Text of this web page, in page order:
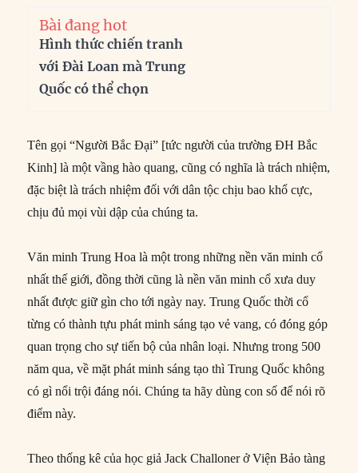
Bài đang hot
Hình thức chiến tranh
với Đài Loan mà Trung
Quốc có thể chọn
Tên gọi “Người Bắc Đại” [tức người của trường ĐH Bắc
Kinh] là một vầng hào quang, cũng có nghĩa là trách nhiệm,
đặc biệt là trách nhiệm đối với dân tộc chịu bao khổ cực,
chịu đủ mọi vùi dập của chúng ta.
Văn minh Trung Hoa là một trong những nền văn minh cổ
nhất thế giới, đồng thời cũng là nền văn minh cổ xưa duy
nhất được giữ gìn cho tới ngày nay. Trung Quốc thời cổ
từng có thành tựu phát minh sáng tạo vẻ vang, có đóng góp
quan trọng cho sự tiến bộ của nhân loại. Nhưng trong 500
năm qua, về mặt phát minh sáng tạo thì Trung Quốc không
có gì nổi trội đáng nói. Chúng ta hãy dùng con số để nói rõ
điểm này.
Theo thống kê của học giả Jack Challoner ở Viện Bảo tàng